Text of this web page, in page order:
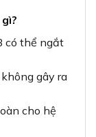
có thể ngắt
gây ra
cho hệ